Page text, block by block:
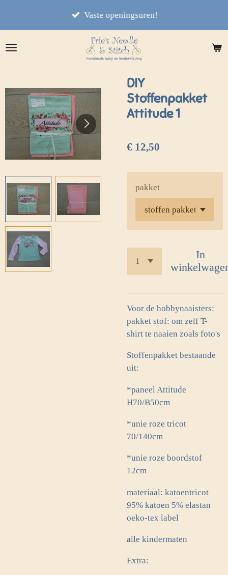
de
Vaste openingsuren!
DIY
Stoffenpakket
Attitude 1
€ 12,50
pakket
In
Voor de hobbynaaisters:
pakket stof: om zelf T-
shirt te naaien zoals foto's
Stoffenpakket bestaande
uit:
*paneel Attitude
H70/B50cm
*unie roze tricot
70/140cm
*unie roze boordstof
12cm
materiaal: katoentricot
95% katoen 5% elastan
oeko-tex label
alle kindermaten
Extra: